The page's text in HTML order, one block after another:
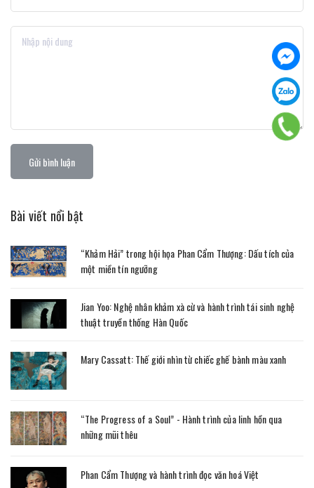
Gửi bình luận
Bài viết nổi bật
“Khảm Hải” trong hội họa Phan Cẩm Thượng: Dấu tích của
một miền tín ngưỡng
Jian Yoo: Nghệ nhân khảm xà cừ và hành trình tái sinh nghệ
thuật truyền thống Hàn Quốc
Mary Cassatt: Thế giới nhìn từ chiếc ghế bành màu xanh
“The Progress of a Soul” - Hành trình của linh hồn qua
những mũi thêu
Phan Cẩm Thượng và hành trình đọc văn hoá Việt